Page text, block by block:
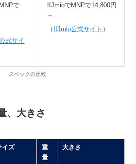
で
式サイ
IIJmioでMNPで14,800円
～
（ IIJmio公式サイト ）
スペックの比較
、大きさ
イズ
重
量
大きさ